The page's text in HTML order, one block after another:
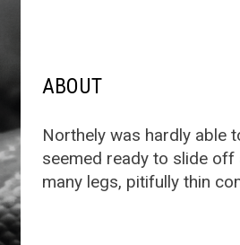
ABOUT
Northely was hardly able
seemed ready to slide off
many legs, pitifully thin